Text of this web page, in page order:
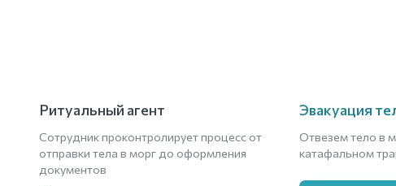
Ритуальный агент
Сотрудник проконтролирует процесс от
отправки тела в морг до оформления
документов
Эвакуация
Отвезем тело в
катафальном